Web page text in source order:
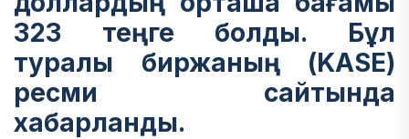
323 теңге болды. Бұл
туралы биржаның (KASE)
ресми сайтында
хабарланды.